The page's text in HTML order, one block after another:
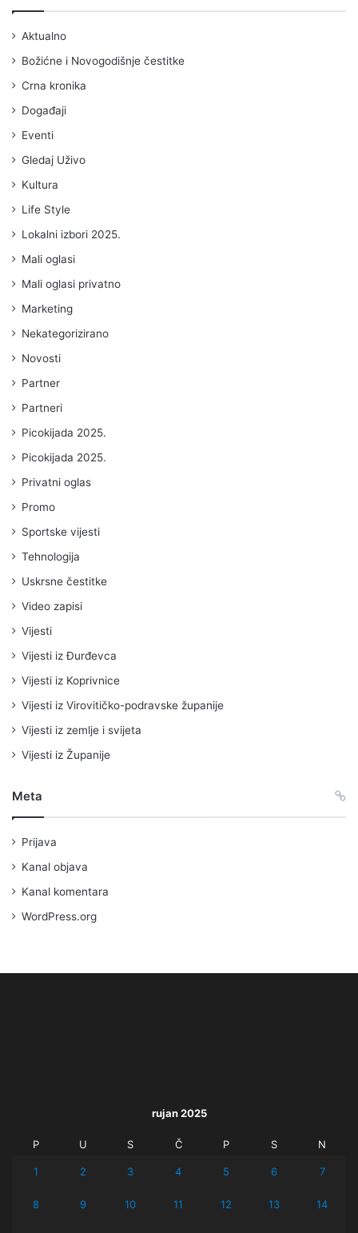
Aktualno
Božićne i Novogodišnje čestitke
Crna kronika
Događaji
Eventi
Gledaj Uživo
Kultura
Life Style
Lokalni izbori 2025.
Mali oglasi
Mali oglasi privatno
Marketing
Nekategorizirano
Novosti
Partner
Partneri
Picokijada 2025.
Picokijada 2025.
Privatni oglas
Promo
Sportske vijesti
Tehnologija
Uskrsne čestitke
Video zapisi
Vijesti
Vijesti iz Đurđevca
Vijesti iz Koprivnice
Vijesti iz Virovitičko-podravske županije
Vijesti iz zemlje i svijeta
Vijesti iz Županije
Meta
Prijava
Kanal objava
Kanal komentara
WordPress.org
rujan 2025
P U S Č P S N
1 2 3 4 5 6 7
8 9 10 11 12 13 14